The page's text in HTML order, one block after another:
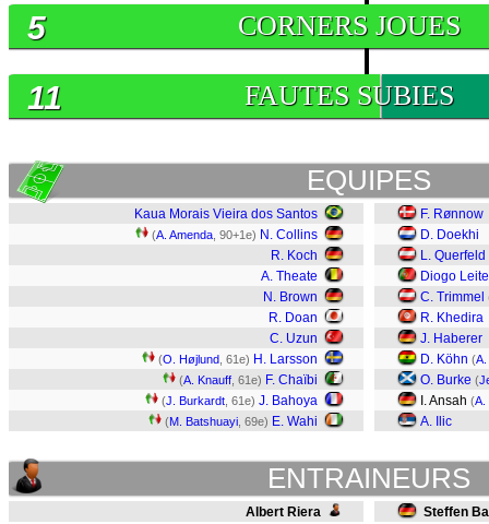
CORNERS JOUES
5
FAUTES SUBIES
11
EQUIPES
Kaua Morais Vieira dos Santos
(A. Amenda , 90+1e) N. Collins
R. Koch
A. Theate
N. Brown
R. Doan
C. Uzun
(O. Højlund , 61e) H. Larsson
(A. Knauff , 61e) F. Chaïbi
(J. Burkardt , 61e) J. Bahoya
(M. Batshuayi , 69e) E. Wahi
F. Rønnow
D. Doekhi
L. Querfeld
Diogo Leite
C. Trimmel
R. Khedira
J. Haberer
D. Köhn (A.
O. Burke (
I. Ansah (A.
A. Ilic
ENTRAINEURS
Albert Riera Steffen